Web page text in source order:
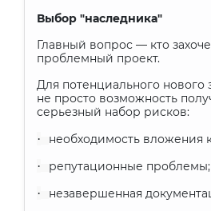
Выбор "наследника"
Главный вопрос — кто
проблемный проект.
Для потенциального нового
не просто возможность
серьезный набор рисков:
· необходимость вложения
· репутационные проблемы;
· незавершенная